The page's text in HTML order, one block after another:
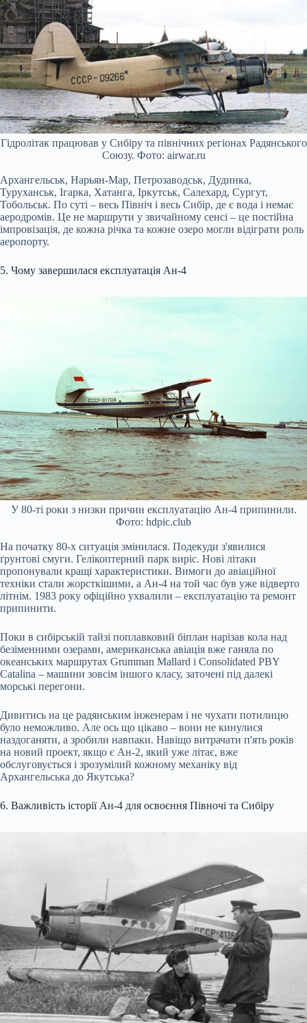
Гідролітак працював у Сибіру та північних регіонах Радянського
Союзу. Фото: airwar.ru
Архангельськ, Нарьян-Мар, Петрозаводськ, Дудинка,
Туруханськ, Ігарка, Хатанга, Іркутськ, Салехард, Сургут,
Тобольськ. По суті – весь Північ і весь Сибір, де є вода і немає
аеродромів. Це не маршрути у звичайному сенсі – це постійна
імпровізація, де кожна річка та кожне озеро могли відіграти роль
аеропорту.
5. Чому завершилася експлуатація Ан-4
У 80-ті роки з низки причин експлуатацію Ан-4 припинили.
Фото: hdpic.club
На початку 80-х ситуація змінилася. Подекуди з'явилися
ґрунтові смуги. Гелікоптерний парк виріс. Нові літаки
пропонували кращі характеристики. Вимоги до авіаційної
техніки стали жорсткішими, а Ан-4 на той час був уже відверто
літнім. 1983 року офіційно ухвалили – експлуатацію та ремонт
припинити.
Поки в сибірській тайзі поплавковий біплан нарізав кола над
безіменними озерами, американська авіація вже ганяла по
океанських маршрутах Grumman Mallard і Consolidated PBY
Catalina – машини зовсім іншого класу, заточені під далекі
морські перегони.
Дивитись на це радянським інженерам і не чухати потилицю
було неможливо. Але ось що цікаво – вони не кинулися
наздоганяти, а зробили навпаки. Навіщо витрачати п'ять років
на новий проект, якщо є Ан-2, який уже літає, вже
обслуговується і зрозумілий кожному механіку від
Архангельська до Якутська?
6. Важливість історії Ан-4 для освоєння Півночі та Сибіру